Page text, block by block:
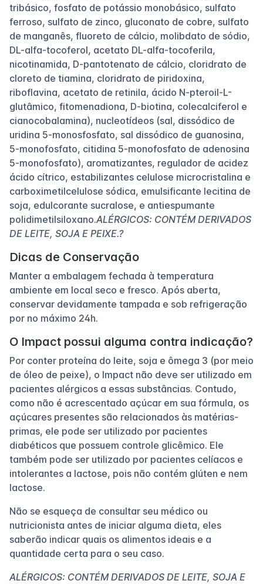
tribásico, fosfato de potássio monobásico, sulfato
ferroso, sulfato de zinco, gluconato de cobre, sulfato
de manganês, fluoreto de cálcio, molibdato de sódio,
DL-alfa-tocoferol, acetato DL-alfa-tocoferila,
nicotinamida, D-pantotenato de cálcio, cloridrato de
cloreto de tiamina, cloridrato de piridoxina,
riboflavina, acetato de retinila, ácido N-pteroil-L-
glutâmico, fitomenadiona, D-biotina, colecalciferol e
cianocobalamina), nucleotídeos (sal, dissódico de
uridina 5-monosfosfato, sal dissódico de guanosina,
5-monofosfato, citidina 5-monofosfato de adenosina
5-monofosfato), aromatizantes, regulador de acidez
ácido cítrico, estabilizantes celulose microcristalina e
carboximetilcelulose sódica, emulsificante lecitina de
soja, edulcorante sucralose, e antiespumante
polidimetilsiloxano.ALÉRGICOS: CONTÉM DERIVADOS
DE LEITE, SOJA E PEIXE.?
Dicas de Conservação
Manter a embalagem fechada à temperatura
ambiente em local seco e fresco. Após aberta,
conservar devidamente tampada e sob refrigeração
por no máximo 24h.
O Impact possui alguma contra indicação?
Por conter proteína do leite, soja e ômega 3 (por meio
de óleo de peixe), o Impact não deve ser utilizado em
pacientes alérgicos a essas substâncias. Contudo,
como não é acrescentado açúcar em sua fórmula, os
açúcares presentes são relacionados às matérias-
primas, ele pode ser utilizado por pacientes
diabéticos que possuem controle glicêmico. Ele
também pode ser utilizado por pacientes celíacos e
intolerantes a lactose, pois não contém glúten e nem
lactose.
Não se esqueça de consultar seu médico ou
nutricionista antes de iniciar alguma dieta, eles
saberão indicar quais os alimentos ideais e a
quantidade certa para o seu caso.
ALÉRGICOS: CONTÉM DERIVADOS DE LEITE, SOJA E